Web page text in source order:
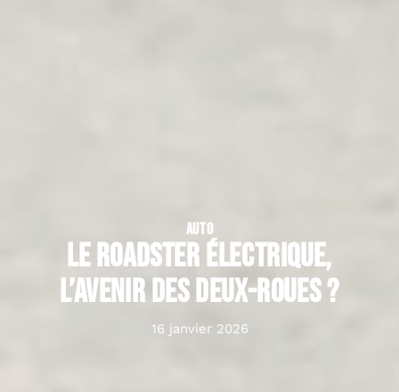
AUTO
Le roadster électrique,
l’avenir des deux-roues ?
16 janvier 2026